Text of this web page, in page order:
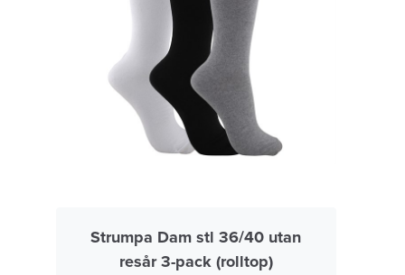
Strumpa Dam stl 36/40 utan
resår 3-pack (rolltop)